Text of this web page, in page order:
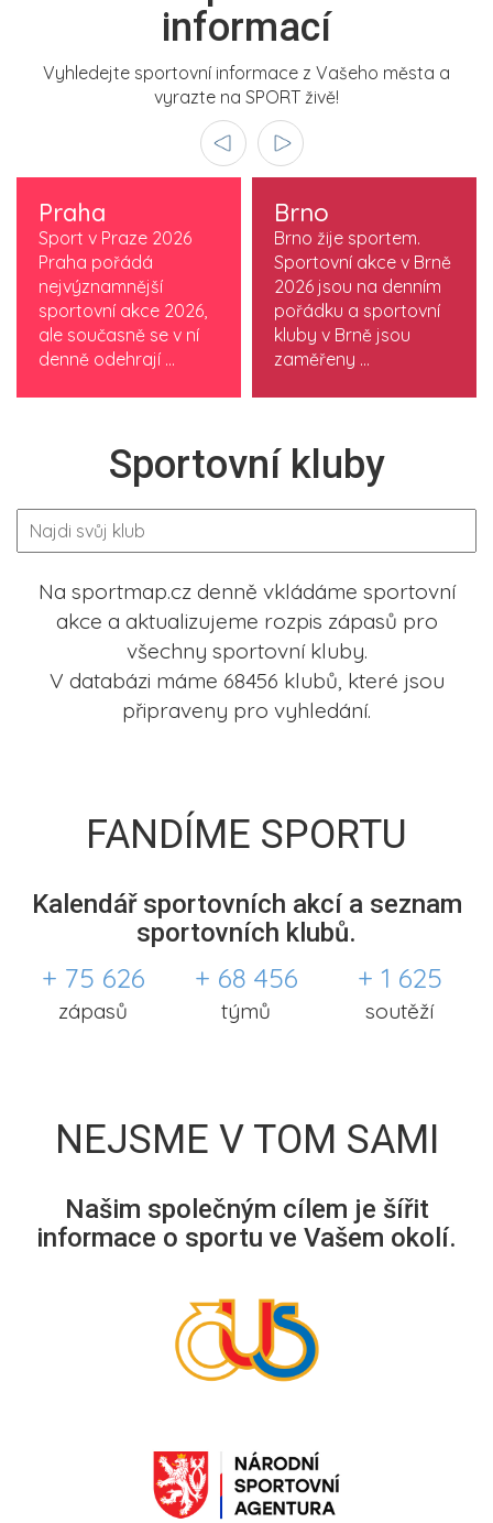
informací
Vyhledejte sportovní informace z Vašeho města a
vyrazte na SPORT živě!
Praha
Sport v Praze 2026
Praha pořádá
nejvýznamnější
sportovní akce 2026,
ale současně se v ní
denně odehrají ...
Brno
Brno žije sportem.
Sportovní akce v Brně
2026 jsou na denním
pořádku a sportovní
kluby v Brně jsou
zaměřeny ...
Sportovní kluby
Na sportmap.cz denně vkládáme sportovní
akce a aktualizujeme rozpis zápasů pro
všechny sportovní kluby.
V databázi máme 68456 klubů, které jsou
připraveny pro vyhledání.
FANDÍME SPORTU
Kalendář sportovních akcí a seznam
sportovních klubů.
+ 75 626
zápasů
+ 68 456
týmů
+ 1 625
soutěží
NEJSME V TOM SAMI
Našim společným cílem je šířit
informace o sportu ve Vašem okolí.